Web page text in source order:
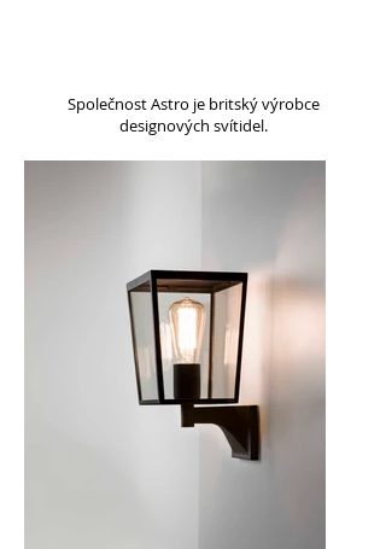
Společnost Astro je britský výrobce
designových svítidel.